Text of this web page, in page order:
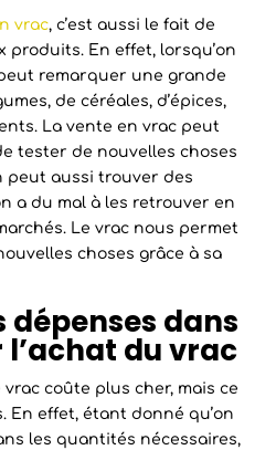
vrac, c’est aussi le fait de
En effet, lorsqu’on
remarquer une grande
de céréales, d’épices,
La vente en vrac peut
tester de nouvelles choses
peut aussi trouver des
a du mal à les retrouver en
Le vrac nous permet
choses grâce à sa
dépenses dans
du vrac
coûte plus cher, mais ce
En effet, étant donné qu’on
les quantités nécessaires,